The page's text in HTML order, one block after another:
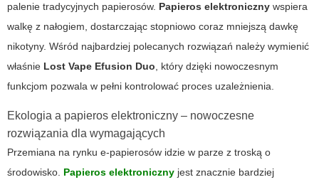
palenie tradycyjnych papierosów. Papieros elektroniczny wspiera
walkę z nałogiem, dostarczając stopniowo coraz mniejszą dawkę
nikotyny. Wśród najbardziej polecanych rozwiązań należy wymienić
właśnie Lost Vape Efusion Duo, który dzięki nowoczesnym
funkcjom pozwala w pełni kontrolować proces uzależnienia.
Ekologia a papieros elektroniczny – nowoczesne
rozwiązania dla wymagających
Przemiana na rynku e-papierosów idzie w parze z troską o
środowisko. Papieros elektroniczny jest znacznie bardziej